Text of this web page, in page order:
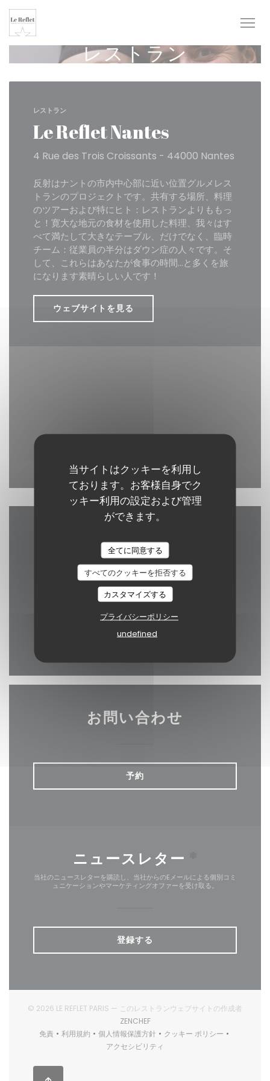
クッキー利用の管理について
当サイトはクッキーを利用し
ております。お客様自身でク
ッキー利用の設定および管理
ができます。
全てに同意する
すべてのクッキーを拒否する
カスタマイズする
プライバシーポリシー
undefined
レストラン
レストラン
Le Reflet Nantes
4 Rue des Trois Croissants - 44000 Nantes
反射はナントの市内中心部に近い位置グルメレス
トランのプロジェクトです。共有する場所、料理
のツアーおよび特にヒト：レストランよりももっ
と！寛大な地元の食材を使用した料理、我々はす
べて満たして大きなテーブル、だけでなく、臨時
チーム：従業員の半分はダウン症の人々です。そ
して、これらはあなたが食事の時間...と多くを旅
になります素晴らしい人です！
ウェブサイトを見る
Waze Map が無効になっています。 許可
アクセス/お問い合わせ
11 rue de Braque 75003 Paris
01 42 71 35 97
Facebook ((新しいウィンドウ
Twitter ((新しいウィンド
Instagram ((新しい
お問い合わせ
予約
ニュースレター
当社のニュースレターを購読し、当社からのEメールによる個別コミ
ュニケーションやマーケティングオファーを受け取る。
登録する
© 2026 LE REFLET PARIS — このレストランウェブサイトの作成者
ZENCHEF((新しいウィンドウで開きます))
免責
((新しいウィンドウで開きます))
利用規約
((新しいウィンドウで開きます))
個人情報保護方針
((新しいウィンドウで開きます))
クッキー ポリシー
((新しいウィンドウ
アクセシビリティ
((新しいウィンドウで開きます))